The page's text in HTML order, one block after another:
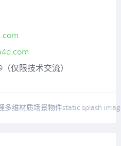
仅限技术交流）
多维材质场景物件static splash